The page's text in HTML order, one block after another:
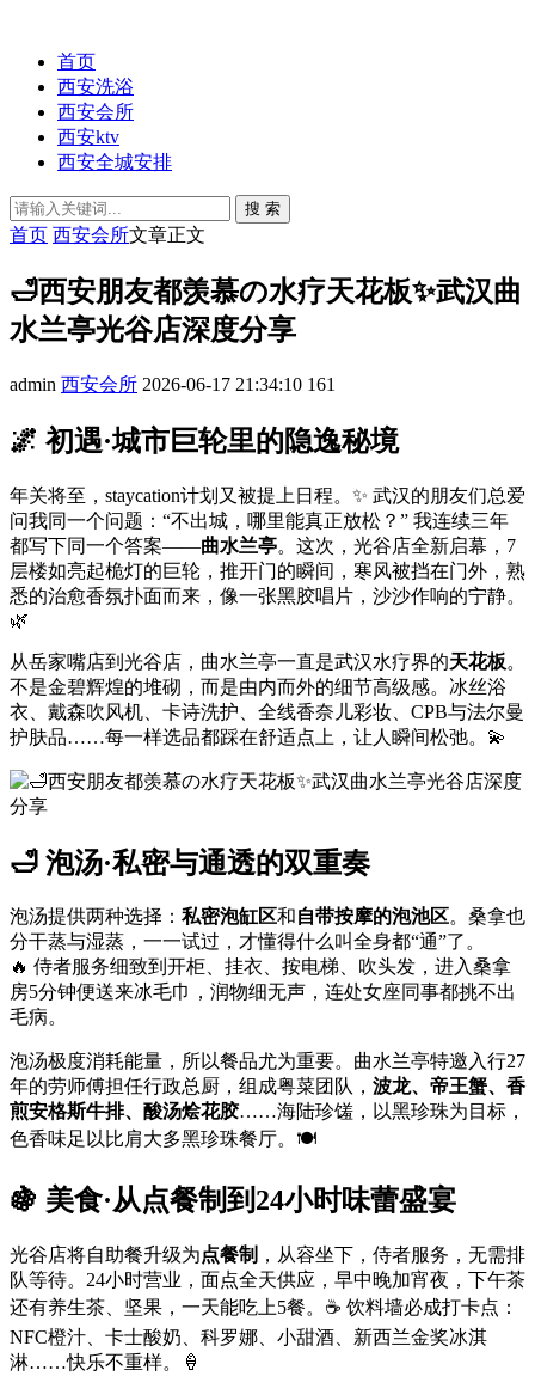
首页
西安洗浴
西安会所
西安ktv
西安全城安排
搜 索
首页 西安会所文章正文
🛁西安朋友都羡慕の水疗天花板✨武汉曲
水兰亭光谷店深度分享
admin 西安会所 2026-06-17 21:34:10 161
🌌 初遇·城市巨轮里的隐逸秘境
年关将至，staycation计划又被提上日程。✨ 武汉的朋友们总爱
问我同一个问题：“不出城，哪里能真正放松？” 我连续三年
都写下同一个答案——曲水兰亭。这次，光谷店全新启幕，7
层楼如亮起桅灯的巨轮，推开门的瞬间，寒风被挡在门外，熟
悉的治愈香氛扑面而来，像一张黑胶唱片，沙沙作响的宁静。
🌿
从岳家嘴店到光谷店，曲水兰亭一直是武汉水疗界的天花板。
不是金碧辉煌的堆砌，而是由内而外的细节高级感。冰丝浴
衣、戴森吹风机、卡诗洗护、全线香奈儿彩妆、CPB与法尔曼
护肤品……每一样选品都踩在舒适点上，让人瞬间松弛。💫
🛁 泡汤·私密与通透的双重奏
泡汤提供两种选择： 私密泡缸区和自带按摩的泡池区。桑拿也
分干蒸与湿蒸，一一试过，才懂得什么叫全身都“通”了。
🔥 侍者服务细致到开柜、挂衣、按电梯、吹头发，进入桑拿
房5分钟便送来冰毛巾，润物细无声，连处女座同事都挑不出
毛病。
泡汤极度消耗能量，所以餐品尤为重要。曲水兰亭特邀入行27
年的劳师傅担任行政总厨，组成粤菜团队， 波龙、帝王蟹、香
煎安格斯牛排、酸汤烩花胶……海陆珍馐，以黑珍珠为目标，
色香味足以比肩大多黑珍珠餐厅。🍽️
🍇 美食·从点餐制到24小时味蕾盛宴
光谷店将自助餐升级为点餐制 ，从容坐下，侍者服务，无需排
队等待。24小时营业，面点全天供应，早中晚加宵夜，下午茶
还有养生茶、坚果，一天能吃上5餐。☕️ 饮料墙必成打卡点：
NFC橙汁、卡士酸奶、科罗娜、小甜酒、新西兰金奖冰淇
淋……快乐不重样。🍦